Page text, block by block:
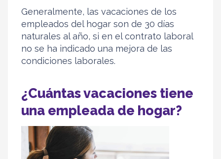
Generalmente, las vacaciones de los
empleados del hogar son de 30 días
naturales al año, si en el contrato laboral
no se ha indicado una mejora de las
condiciones laborales.
¿Cuántas vacaciones tiene
una empleada de hogar?